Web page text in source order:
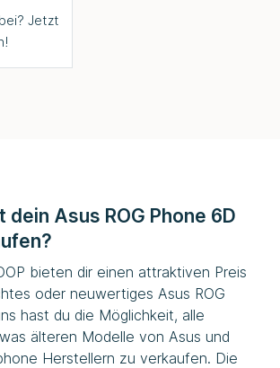
Jetzt
dein Asus ROG Phone 6D
bieten dir einen attraktiven Preis
oder neuwertiges Asus ROG
hast du die Möglichkeit, alle
älteren Modelle von Asus und
Herstellern zu verkaufen. Die